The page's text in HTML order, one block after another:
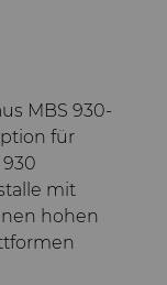
MBS 930-
für
mit
hohen